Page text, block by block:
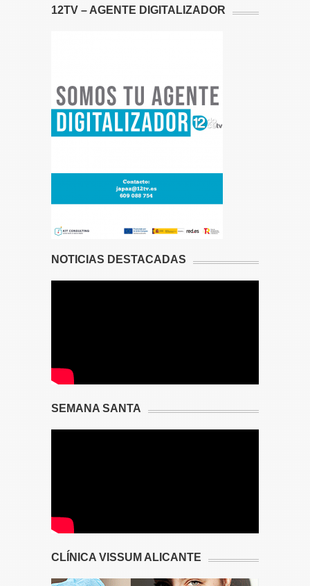
12TV – AGENTE DIGITALIZADOR
NOTICIAS DESTACADAS
SEMANA SANTA
CLÍNICA VISSUM ALICANTE